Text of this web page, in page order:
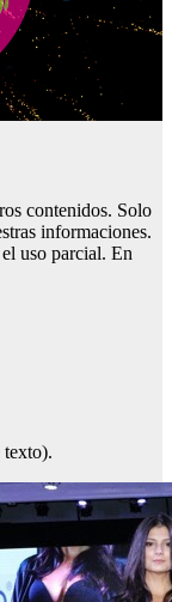
contenidos. Solo
informaciones.
uso parcial. En
texto).